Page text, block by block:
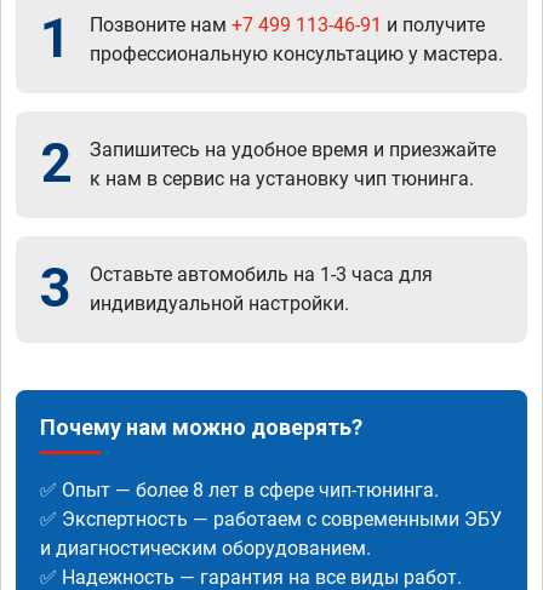
1 Позвоните нам +7 499 113-46-91 и получите
профессиональную консультацию у мастера.
2
Запишитесь на удобное время и приезжайте
к нам в сервис на установку чип тюнинга.
3
Оставьте автомобиль на 1-3 часа для
индивидуальной настройки.
Почему нам можно доверять?
✅ Опыт — более 8 лет в сфере чип-тюнинга.
✅ Экспертность — работаем с современными ЭБУ
и диагностическим оборудованием.
✅ Надежность — гарантия на все виды работ.